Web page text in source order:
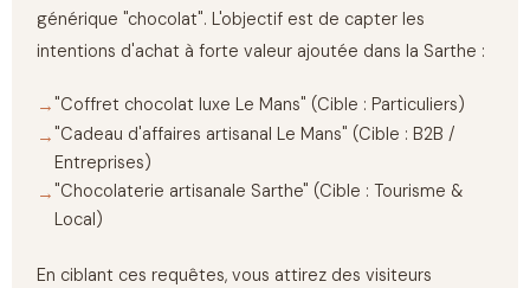
générique "chocolat". L'objectif est de capter les
intentions d'achat à forte valeur ajoutée dans la Sarthe :
"Coffret chocolat luxe Le Mans" (Cible : Particuliers)
"Cadeau d'affaires artisanal Le Mans" (Cible : B2B /
Entreprises)
"Chocolaterie artisanale Sarthe" (Cible : Tourisme &
Local)
En ciblant ces requêtes, vous attirez des visiteurs